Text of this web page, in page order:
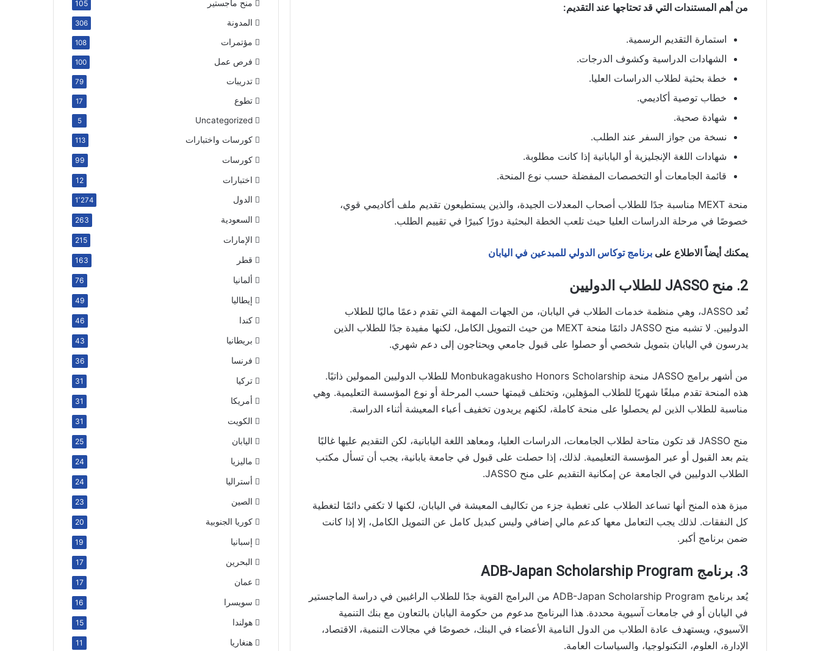
من أهم المستندات التي قد تحتاجها عند التقديم:
استمارة التقديم الرسمية.
الشهادات الدراسية وكشوف الدرجات.
خطة بحثية لطلاب الدراسات العليا.
خطاب توصية أكاديمي.
شهادة صحية.
نسخة من جواز السفر عند الطلب.
شهادات اللغة الإنجليزية أو اليابانية إذا كانت مطلوبة.
قائمة الجامعات أو التخصصات المفضلة حسب نوع المنحة.
منحة MEXT مناسبة جدًا للطلاب أصحاب المعدلات الجيدة، والذين يستطيعون تقديم ملف أكاديمي قوي،
خصوصًا في مرحلة الدراسات العليا حيث تلعب الخطة البحثية دورًا كبيرًا في تقييم الطلب.
يمكنك أيضاً الاطلاع على برنامج توكاس الدولي للمبدعين في اليابان
2. منح JASSO للطلاب الدوليين
تُعد JASSO، وهي منظمة خدمات الطلاب في اليابان، من الجهات المهمة التي تقدم دعمًا ماليًا للطلاب
الدوليين. لا تشبه منح JASSO دائمًا منحة MEXT من حيث التمويل الكامل، لكنها مفيدة جدًا للطلاب الذين
يدرسون في اليابان بتمويل شخصي أو حصلوا على قبول جامعي ويحتاجون إلى دعم شهري.
من أشهر برامج JASSO منحة Monbukagakusho Honors Scholarship للطلاب الدوليين الممولين ذاتيًا.
هذه المنحة تقدم مبلغًا شهريًا للطلاب المؤهلين، وتختلف قيمتها حسب المرحلة أو نوع المؤسسة التعليمية. وهي
مناسبة للطلاب الذين لم يحصلوا على منحة كاملة، لكنهم يريدون تخفيف أعباء المعيشة أثناء الدراسة.
منح JASSO قد تكون متاحة لطلاب الجامعات، الدراسات العليا، ومعاهد اللغة اليابانية، لكن التقديم عليها غالبًا
يتم بعد القبول أو عبر المؤسسة التعليمية. لذلك، إذا حصلت على قبول في جامعة يابانية، يجب أن تسأل مكتب
الطلاب الدوليين في الجامعة عن إمكانية التقديم على منح JASSO.
ميزة هذه المنح أنها تساعد الطلاب على تغطية جزء من تكاليف المعيشة في اليابان، لكنها لا تكفي دائمًا لتغطية
كل النفقات. لذلك يجب التعامل معها كدعم مالي إضافي وليس كبديل كامل عن التمويل الكامل، إلا إذا كانت
ضمن برنامج أكبر.
3. برنامج ADB-Japan Scholarship Program
يُعد برنامج ADB-Japan Scholarship Program من البرامج القوية جدًا للطلاب الراغبين في دراسة الماجستير
في اليابان أو في جامعات آسيوية محددة. هذا البرنامج مدعوم من حكومة اليابان بالتعاون مع بنك التنمية
الآسيوي، ويستهدف عادة الطلاب من الدول النامية الأعضاء في البنك، خصوصًا في مجالات التنمية، الاقتصاد،
الإدارة، العلوم، التكنولوجيا، والسياسات العامة.
منح ماجستير 105
المدونة 306
مؤتمرات 108
فرص عمل 100
تدريبات 79
تطوع 17
Uncategorized
5
كورسات واختبارات 113
كورسات 99
اختبارات 12
الدول 1٬274
السعودية 263
الإمارات 215
قطر 163
ألمانيا 76
إيطاليا 49
كندا 46
بريطانيا 43
فرنسا 36
تركيا 31
أمريكا 31
الكويت 31
اليابان 25
ماليزيا 24
أستراليا 24
الصين 23
كوريا الجنوبية 20
إسبانيا 19
البحرين 17
عمان 17
سويسرا 16
هولندا 15
هنغاريا 11